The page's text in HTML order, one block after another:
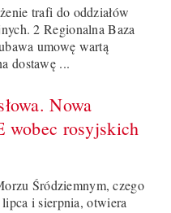
trafi do oddziałów
2 Regionalna Baza
umowę wartą
dostawę ...
Nowa
wobec rosyjskich
Śródziemnym, czego
i sierpnia, otwiera